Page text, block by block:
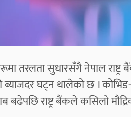
तरलता सुधारसँगै नेपाल
ब्याजदर घट्न थालेको छ ।
बढेपछि राष्ट्र बैंकले कसिलो